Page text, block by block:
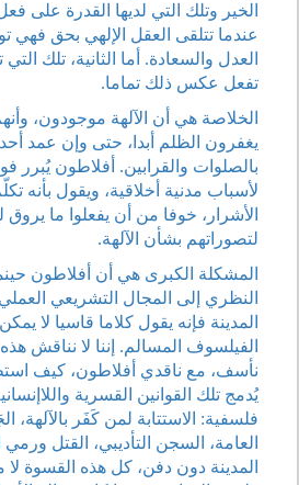
الخير وتلك التي لديها القدرة على
عندما تتلقى العقل الإلهي بحق فهي
العدل والسعادة. أما الثانية، تلك التي
تفعل عكس ذلك تماما.
الخلاصة هي أن الآلهة موجودون،
يغفرون الظلم أبدا، حتى وإن عمد
بالصلوات والقرابين. أفلاطون يُبرر
لأسباب مدنية أخلاقية، ويقول بأنه
الأشرار، خوفا من أن يفعلوا ما يروق
لتصوراتهم بشأن الآلهة.
المشكلة الكبرى هي أن أفلاطون
النظري إلى المجال التشريعي
المدينة فإنه يقول كلاما قاسيا لا
الفيلسوف المسالم. إننا لا نناقش
نأسف، مع ناقدي أفلاطون، كيف
يُدمج تلك القوانين القسرية
فلسفية: الاستتابة لمن كَفَر بالآلهة،
العامة، السجن التأديبي، القتل
المدينة دون دفن، كل هذه القسوة لا